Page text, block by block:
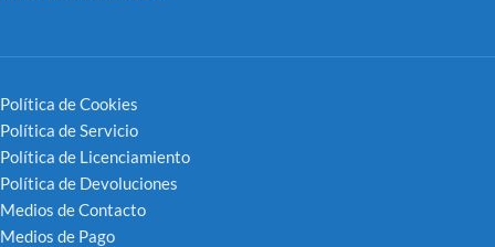
Política de Cookies
Política de Servicio
Política de Licenciamiento
Política de Devoluciones
Medios de Contacto
Medios de Pago